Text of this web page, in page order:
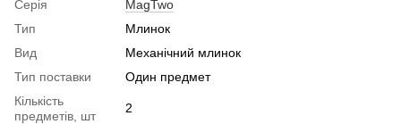
Серія
MagTwo
Тип
Млинок
Вид
Механічний млинок
Тип поставки
Один предмет
Кількість
предметів, шт
2